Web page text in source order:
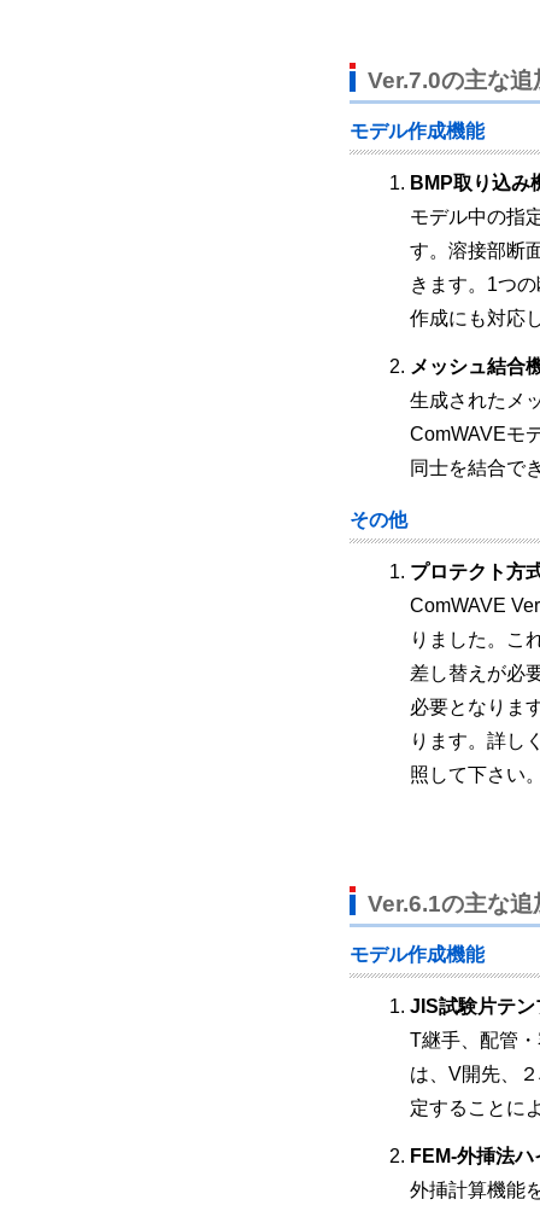
Ver.7.0の主な追
モデル作成機能
BMP取り込み
モデル中の指
す。溶接部断
きます。1つ
作成にも対応
メッシュ結合
生成されたメ
ComWAVEモ
同士を結合で
その他
プロテクト方
ComWAVE
りました。こ
差し替えが必
必要となりま
ります。詳し
照して下さい
Ver.6.1の主な追
モデル作成機能
JIS試験片テン
T継手、配管
は、V開先、
定することに
FEM-外挿法
外挿計算機能